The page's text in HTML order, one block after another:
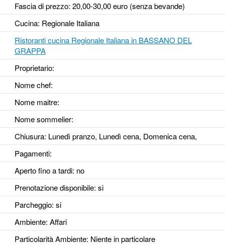
Fascia di prezzo: 20,00-30,00 euro (senza bevande)
Cucina: Regionale Italiana
Ristoranti cucina Regionale Italiana in BASSANO DEL
GRAPPA
Proprietario:
Nome chef:
Nome maitre:
Nome sommelier:
Chiusura: Lunedì pranzo, Lunedì cena, Domenica cena,
Pagamenti:
Aperto fino a tardi: no
Prenotazione disponibile: si
Parcheggio: si
Ambiente: Affari
Particolarità Ambiente: Niente in particolare